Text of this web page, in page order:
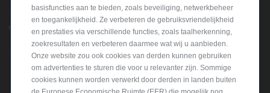
Krijg betere deals!
Ik geef toestemming Ik geef geen toestemming
Sluit je aan bij onze partners!
basisfuncties aan te bieden, zoals beveiliging, netwerkbeheer
en toegankelijkheid. Ze verbeteren de gebruiksvriendelijkheid
en prestaties via verschillende functies, zoals taalherkenning,
zoekresultaten en verbeteren daarmee wat wij u aanbieden.
Onze website zou ook cookies van derden kunnen gebruiken
om advertenties te sturen die voor u relevanter zijn. Sommige
cookies kunnen worden verwerkt door derden in landen buiten
de Europese Economische Ruimte (EER) die mogelijk nog